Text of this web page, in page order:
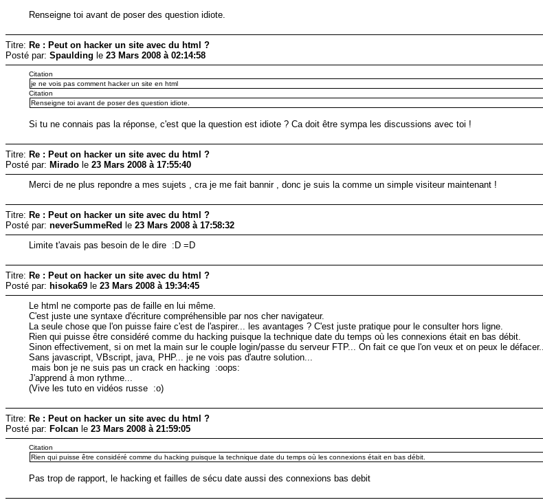
Renseigne toi avant de poser des question idiote.
Titre: Re : Peut on hacker un site avec du html ?
Posté par: Spaulding le 23 Mars 2008 à 02:14:58
Citation
je ne vois pas comment hacker un site en html
Citation
Renseigne toi avant de poser des question idiote.
Si tu ne connais pas la réponse, c'est que la question est idiote ? Ca doit être sympa les discussions avec toi !
Titre: Re : Peut on hacker un site avec du html ?
Posté par: Mirado le 23 Mars 2008 à 17:55:40
Merci de ne plus repondre a mes sujets , cra je me fait bannir , donc je suis la comme un simple visiteur maintenant !
Titre: Re : Peut on hacker un site avec du html ?
Posté par: neverSummeRed le 23 Mars 2008 à 17:58:32
Limite t'avais pas besoin de le dire :D =D
Titre: Re : Peut on hacker un site avec du html ?
Posté par: hisoka69 le 23 Mars 2008 à 19:34:45
Le html ne comporte pas de faille en lui même.
C'est juste une syntaxe d'écriture compréhensible par nos cher navigateur.
La seule chose que l'on puisse faire c'est de l'aspirer... les avantages ? C'est juste pratique pour le consulter hors ligne.
Rien qui puisse être considéré comme du hacking puisque la technique date du temps où les connexions était en bas débit.
Sinon effectivement, si on met la main sur le couple login/passe du serveur FTP... On fait ce que l'on veux et on peux le défacer...
Sans javascript, VBscript, java, PHP... je ne vois pas d'autre solution...
mais bon je ne suis pas un crack en hacking :oops:
J'apprend à mon rythme...
(Vive les tuto en vidéos russe :o)
Titre: Re : Peut on hacker un site avec du html ?
Posté par: Folcan le 23 Mars 2008 à 21:59:05
Citation
Rien qui puisse être considéré comme du hacking puisque la technique date du temps où les connexions était en bas débit.
Pas trop de rapport, le hacking et failles de sécu date aussi des connexions bas debit